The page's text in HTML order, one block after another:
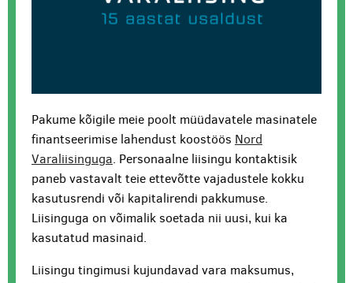
Pakume kõigile meie poolt müüdavatele masinatele
finantseerimise lahendust koostöös Nord
Varaliisinguga. Personaalne liisingu kontaktisik
paneb vastavalt teie ettevõtte vajadustele kokku
kasutusrendi või kapitalirendi pakkumuse.
Liisinguga on võimalik soetada nii uusi, kui ka
kasutatud masinaid.
Liisingu tingimusi kujundavad vara maksumus,